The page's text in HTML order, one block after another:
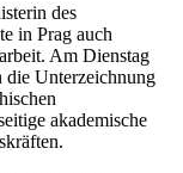
des
in Prag auch
Am Dienstag
die Unterzeichnung
akademische